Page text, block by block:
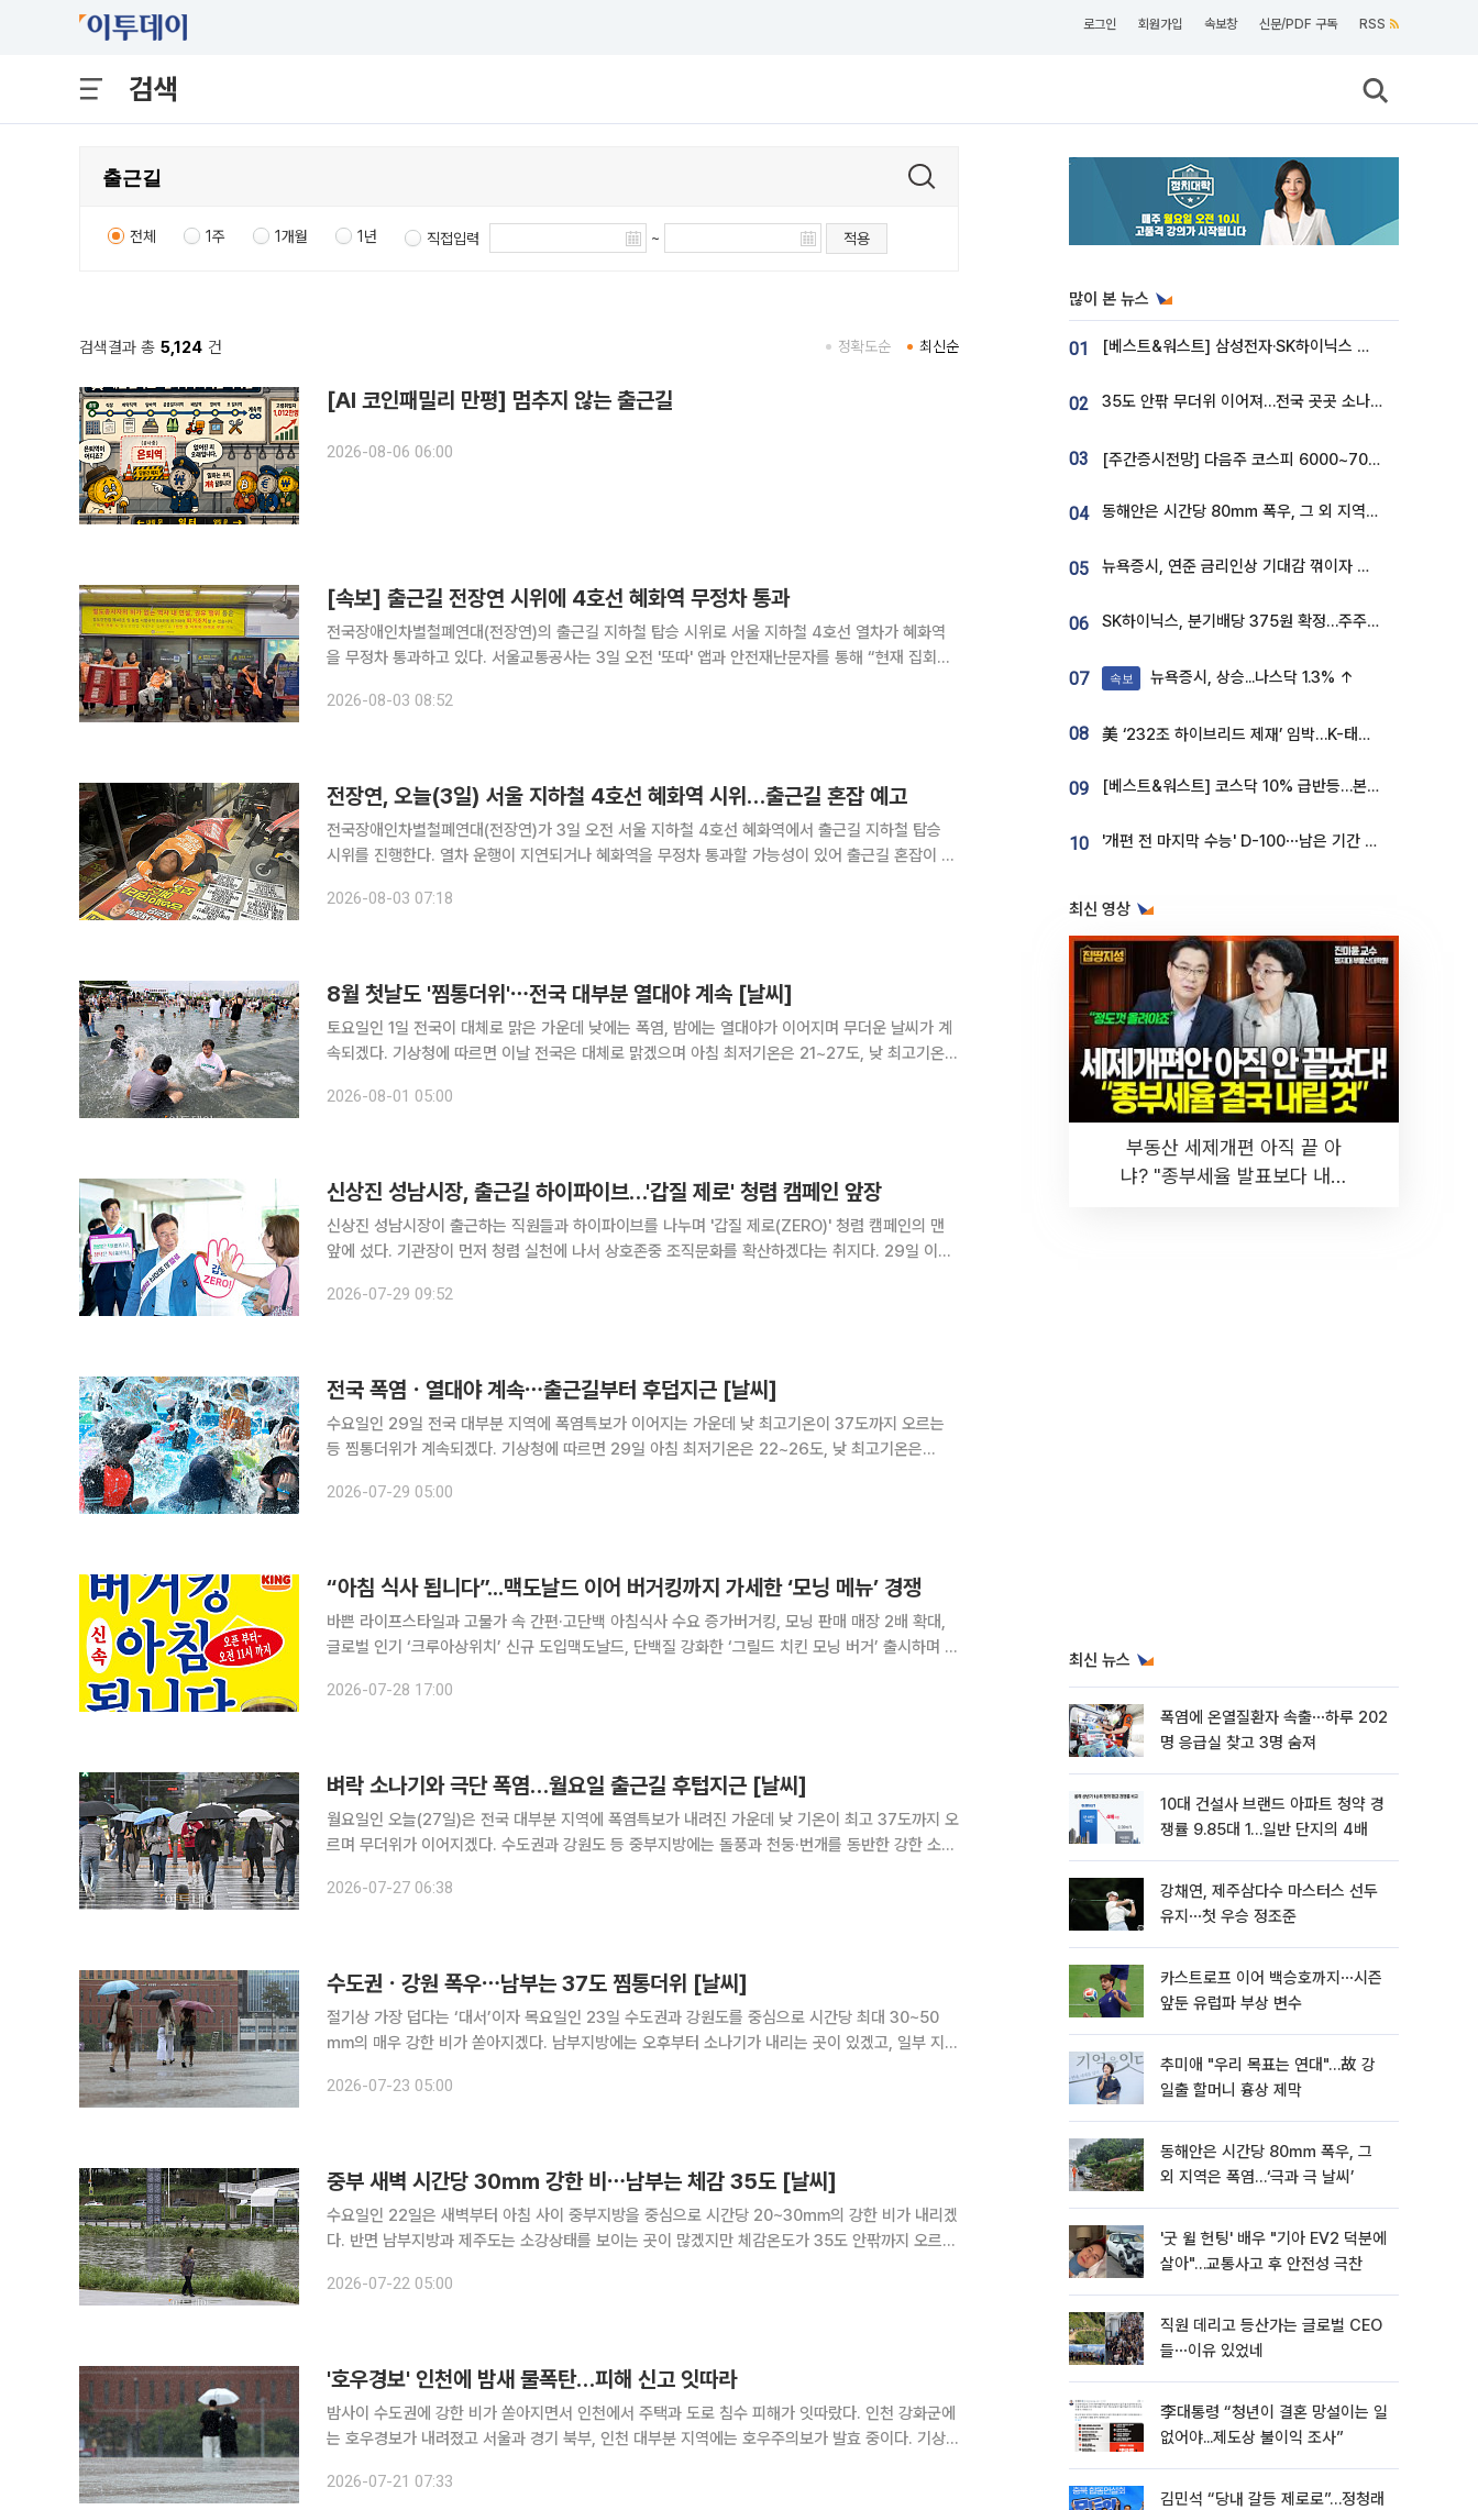
로그인 회원가입 속보창 신문/PDF 구독 RSS
검색
전체 1주 1개월 1년 직접입력 ~ 적용
검색결과 총 5,124 건 최신순
정확도순
[AI 코인패밀리 만평] 멈추지 않는 출근길
2026-08-06 06:00
[속보] 출근길 전장연 시위에 4호선 혜화역 무정차 통과
전국장애인차별철폐연대(전장연)의 출근길 지하철 탑승 시위로 서울 지하철 4호선 열차가 혜화역
을 무정차 통과하고 있다. 서울교통공사는 3일 오전 '또따' 앱과 안전재난문자를 통해 “현재 집회시
혔다. 전장연은 이날 오전 8시부터 혜화역 동대문역 방향 5-4
2026-08-03 08:52
전장연, 오늘(3일) 서울 지하철 4호선 혜화역 시위…출근길 혼잡 예고
전국장애인차별철폐연대(전장연)가 3일 오전 서울 지하철 4호선 혜화역에서 출근길 지하철 탑승
시위를 진행한다. 열차 운행이 지연되거나 혜화역을 무정차 통과할 가능성이 있어 출근길 혼잡이 예
차 출근길 지하철 함께 탑니다’ 행동을 시작한다고 밝혔다. 시
2026-08-03 07:18
8월 첫날도 '찜통더위'⋯전국 대부분 열대야 계속 [날씨]
토요일인 1일 전국이 대체로 맑은 가운데 낮에는 폭염, 밤에는 열대야가 이어지며 무더운 날씨가 계
속되겠다. 기상청에 따르면 이날 전국은 대체로 맑겠으며 아침 최저기온은 21~27도, 낮 최고기온은
온이 25도 이상 유지되는 열대야가 나타나는 곳이 많겠다.
2026-08-01 05:00
신상진 성남시장, 출근길 하이파이브…'갑질 제로' 청렴 캠페인 앞장
신상진 성남시장이 출근하는 직원들과 하이파이브를 나누며 '갑질 제로(ZERO)' 청렴 캠페인의 맨
앞에 섰다. 기관장이 먼저 청렴 실천에 나서 상호존중 조직문화를 확산하겠다는 취지다. 29일 이투
이 직원들과 함께 '갑질 제로' 출근길 청렴 캠페인을 펼쳤다.
2026-07-29 09:52
전국 폭염ㆍ열대야 계속⋯출근길부터 후덥지근 [날씨]
수요일인 29일 전국 대부분 지역에 폭염특보가 이어지는 가운데 낮 최고기온이 37도까지 오르는
등 찜통더위가 계속되겠다. 기상청에 따르면 29일 아침 최저기온은 22~26도, 낮 최고기온은
2026-07-29 05:00
“아침 식사 됩니다”...맥도날드 이어 버거킹까지 가세한 ‘모닝 메뉴’ 경쟁
바쁜 라이프스타일과 고물가 속 간편·고단백 아침식사 수요 증가버거킹, 모닝 판매 매장 2배 확대,
글로벌 인기 ‘크루아상위치’ 신규 도입맥도날드, 단백질 강화한 ‘그릴드 치킨 모닝 버거’ 출시하며 라
푸드(QSR) 브랜드들이 아침 시간대 영업 매장을 늘리고 신메뉴
2026-07-28 17:00
벼락 소나기와 극단 폭염…월요일 출근길 후텁지근 [날씨]
월요일인 오늘(27일)은 전국 대부분 지역에 폭염특보가 내려진 가운데 낮 기온이 최고 37도까지 오
르며 무더위가 이어지겠다. 수도권과 강원도 등 중부지방에는 돌풍과 천둥·번개를 동반한 강한 소나
2026-07-27 06:38
수도권ㆍ강원 폭우⋯남부는 37도 찜통더위 [날씨]
절기상 가장 덥다는 ‘대서’이자 목요일인 23일 수도권과 강원도를 중심으로 시간당 최대 30~50
㎜의 매우 강한 비가 쏟아지겠다. 남부지방에는 오후부터 소나기가 내리는 곳이 있겠고, 일부 지역
지방과 제주도는 가끔 구름이 많겠다. 중부지방과 경북 중ㆍ북부 내륙,
2026-07-23 05:00
중부 새벽 시간당 30㎜ 강한 비⋯남부는 체감 35도 [날씨]
수요일인 22일은 새벽부터 아침 사이 중부지방을 중심으로 시간당 20~30㎜의 강한 비가 내리겠
다. 반면 남부지방과 제주도는 소강상태를 보이는 곳이 많겠지만 체감온도가 35도 안팎까지 오르는
비가 내리겠다. 중부지방에는 돌풍과 천둥ㆍ번개를 동반한 강한 비가 예상
2026-07-22 05:00
'호우경보' 인천에 밤새 물폭탄…피해 신고 잇따라
밤사이 수도권에 강한 비가 쏟아지면서 인천에서 주택과 도로 침수 피해가 잇따랐다. 인천 강화군에
는 호우경보가 내려졌고 서울과 경기 북부, 인천 대부분 지역에는 호우주의보가 발효 중이다. 기상
전 지역에 호우주의보가 내려졌다. 경기 부천·김포·동두천·연천·
2026-07-21 07:33
많이 본 뉴스
01 [베스트&워스트] 삼성전자·SK하이닉스 밀린 한 주…상상인증권은 85% 급등
02 35도 안팎 무더위 이어져…전국 곳곳 소나기 [오늘 날씨]
03 [주간증시전망] 다음주 코스피 6000~7000⋯“外人 수급은 정책이 변수”
04 동해안은 시간당 80㎜ 폭우, 그 외 지역은 폭염…‘극과 극 날씨’
05 뉴욕증시, 연준 금리인상 기대감 꺾이자 상승...S&P500 사상 최고치 [종합]
06 SK하이닉스, 분기배당 375원 확정…주주환원책 9월로 앞당겨 발표
07 속보 뉴욕증시, 상승...나스닥 1.3% ↑
08 美 ‘232조 하이브리드 제재’ 임박…K-태양광, 불확실성 털고 날개 다나
09 [베스트&워스트] 코스닥 10% 급반등…본느, 최대주주 변경 기대에 270% 폭등
10 '개편 전 마지막 수능' D-100⋯남은 기간 성적 올릴 전략은
최신 영상
부동산 세제개편 아직 끝 아
냐? "종부세율 발표보다 내릴
최신 뉴스
폭염에 온열질환자 속출⋯하루 202
명 응급실 찾고 3명 숨져
10대 건설사 브랜드 아파트 청약 경
쟁률 9.85대 1…일반 단지의 4배
강채연, 제주삼다수 마스터스 선두
유지⋯첫 우승 정조준
카스트로프 이어 백승호까지⋯시즌
앞둔 유럽파 부상 변수
추미애 "우리 목표는 연대"…故 강
일출 할머니 흉상 제막
동해안은 시간당 80㎜ 폭우, 그
외 지역은 폭염…‘극과 극 날씨’
'굿 윌 헌팅' 배우 "기아 EV2 덕분에
살아"…교통사고 후 안전성 극찬
직원 데리고 등산가는 글로벌 CEO
들⋯이유 있었네
李대통령 “청년이 결혼 망설이는 일
없어야...제도상 불이익 조사”
김민석 “당내 갈등 제로로”…정청래